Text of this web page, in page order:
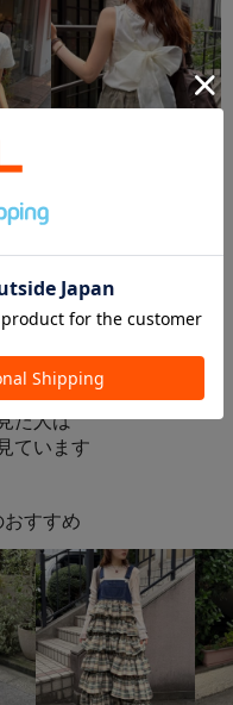
¥5,940
た人は
ています
すすめ